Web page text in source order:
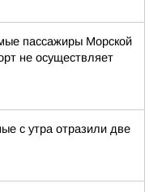
пассажиры Морской
не осуществляет
с утра отразили две